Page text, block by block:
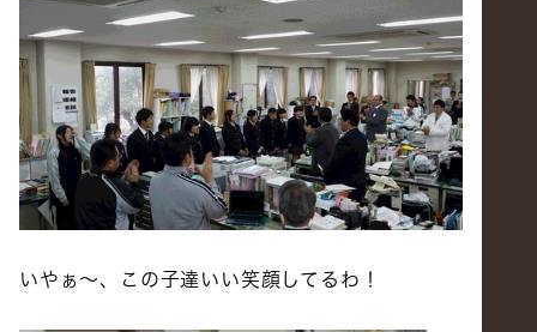
いやぁ～、この子達いい笑顔してるわ！